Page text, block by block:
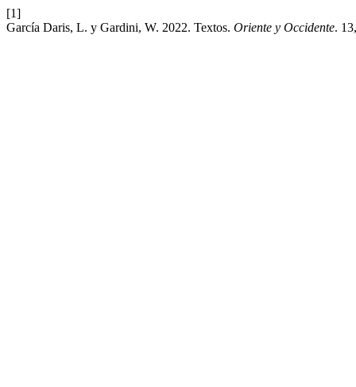
[1]
García Daris, L. y Gardini, W. 2022. Textos. Oriente y Occidente.